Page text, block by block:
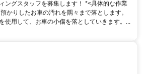
ングスタッフを募集します！ *<具体的な作業
かりしたお車の汚れを隅々まで落とします。
使用して、お車の小傷を落としていきます。...